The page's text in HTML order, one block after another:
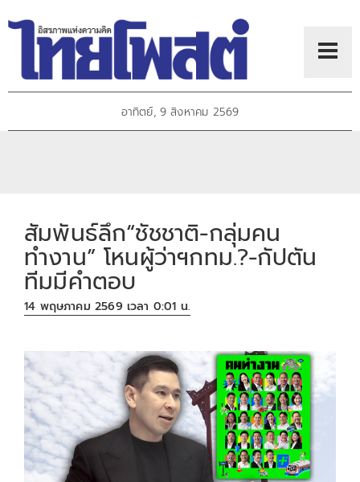
อาทิตย์, 9 สิงหาคม 2569
สัมพันธ์ลึก“ชัชชาติ-กลุ่มคน
ทำงาน” โหนผู้ว่าฯกทม.?-กัปตัน
ทีมมีคำตอบ
14 พฤษภาคม 2569 เวลา 0:01 น.